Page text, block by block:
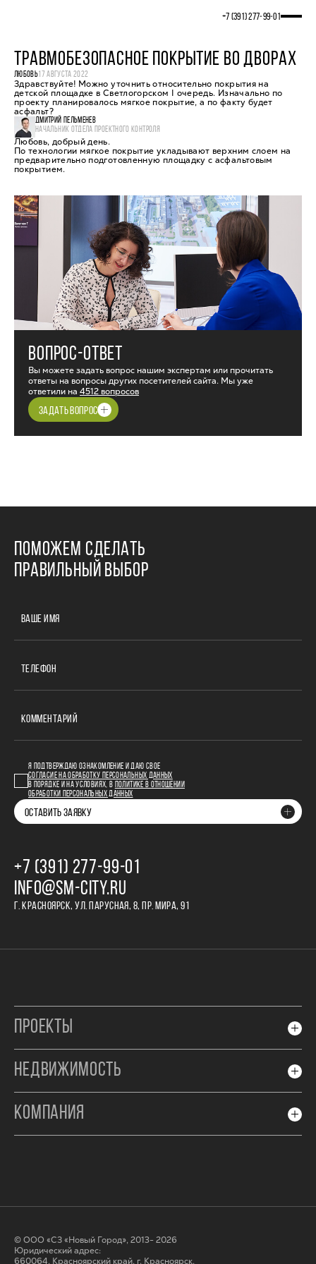
+7 (391) 277‒99‒01
ТРАВМОБЕЗОПАСНОЕ ПОКРЫТИЕ ВО ДВОРАХ
ЛЮБОВЬ17 АВГУСТА 2022
Здравствуйте! Можно уточнить относительно покрытия на
детской площадке в Светлогорском I очередь. Изначально по
проекту планировалось мягкое покрытие, а по факту будет
асфальт?
ДМИТРИЙ ПЕЛЬМЕНЕВ
НАЧАЛЬНИК ОТДЕЛА ПРОЕКТНОГО КОНТРОЛЯ
Любовь, добрый день.
По технологии мягкое покрытие укладывают верхним слоем на
предварительно подготовленную площадку с асфальтовым
покрытием.
ВОПРОС-ОТВЕТ
Вы можете задать вопрос нашим экспертам или прочитать
ответы на вопросы других посетителей сайта. Мы уже
ответили на 4512 вопросов
ЗАДАТЬ ВОПРОС
ПОМОЖЕМ СДЕЛАТЬ
ПРАВИЛЬНЫЙ ВЫБОР
ВАШЕ ИМЯ
ТЕЛЕФОН
КОММЕНТАРИЙ
Я ПОДТВЕРЖДАЮ ОЗНАКОМЛЕНИЕ И ДАЮ СВОЕ
СОГЛАСИЕ НА ОБРАБОТКУ ПЕРСОНАЛЬНЫХ ДАННЫХ
В ПОРЯДКЕ И НА УСЛОВИЯХ, В
ПОЛИТИКЕ В ОТНОШЕНИИ
ОБРАБОТКИ ПЕРСОНАЛЬНЫХ ДАННЫХ
ОСТАВИТЬ ЗАЯВКУ
+7 (391) 277‒99‒01
INFO@SM-CITY.RU
Г. КРАСНОЯРСК, УЛ. ПАРУСНАЯ, 8, ПР. МИРА, 91
ПРОЕКТЫ
НЕДВИЖИМОСТЬ
КОМПАНИЯ
© ООО «СЗ «Новый Город», 2013- 2026
Юридический адрес:
660064, Красноярский край, г. Красноярск,